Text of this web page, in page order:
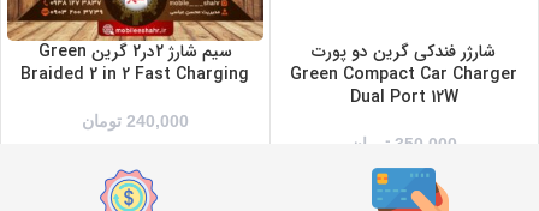
شارژر فندکی گرین دو پورت
Green Compact Car Charger
Dual Port 12W
350,000 تومان
سیم شارژ 2در2 گرین Green
Braided 2 in 2 Fast Charging
240,000 تومان